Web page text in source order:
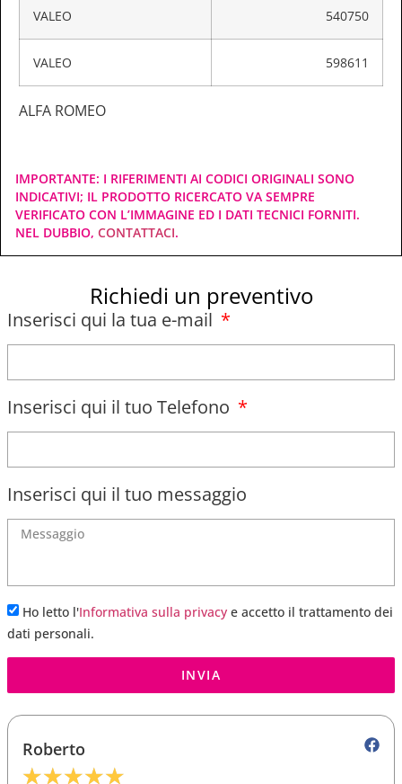
VALEO 540750
VALEO 598611
ALFA ROMEO
IMPORTANTE: I RIFERIMENTI AI CODICI ORIGINALI SONO
INDICATIVI; IL PRODOTTO RICERCATO VA SEMPRE
VERIFICATO CON L’IMMAGINE ED I DATI TECNICI FORNITI.
NEL DUBBIO, CONTATTACI.
Richiedi un preventivo
Inserisci qui la tua e-mail
Inserisci qui il tuo Telefono
Inserisci qui il tuo messaggio
Ho letto l'Informativa sulla privacy e accetto il trattamento dei
dati personali.
INVIA
Roberto
★★★★★